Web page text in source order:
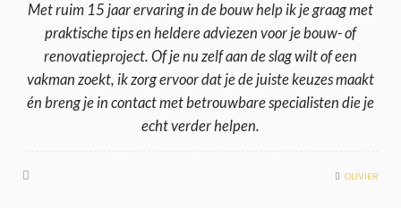
Met ruim 15 jaar ervaring in de bouw help ik je graag met
praktische tips en heldere adviezen voor je bouw- of
renovatieproject. Of je nu zelf aan de slag wilt of een
vakman zoekt, ik zorg ervoor dat je de juiste keuzes maakt
én breng je in contact met betrouwbare specialisten die je
echt verder helpen.
OLIVIER